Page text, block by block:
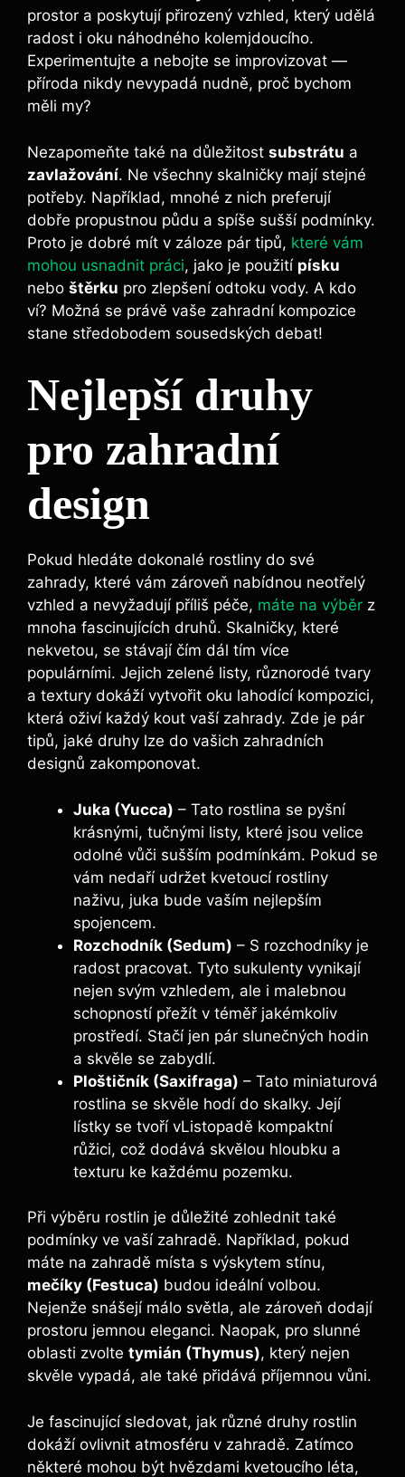
prostor a poskytují⁢ přirozený vzhled, ​který udělá
radost i oku náhodného kolemjdoucího.
Experimentujte‌ a nebojte se⁤ improvizovat‍ —
příroda ⁢nikdy nevypadá nudně, proč bychom
měli‍ my?
Nezapomeňte také na důležitost⁤ substrátu a
zavlažování. Ne všechny ⁤skalničky mají stejné
potřeby. Například,⁣ mnohé z nich⁢ preferují
dobře propustnou půdu a spíše sušší podmínky.
Proto je dobré mít v záloze pár tipů, které vám
mohou usnadnit práci, jako ⁣je použití písku
nebo štěrku pro zlepšení odtoku vody.‌ A kdo
ví? Možná se právě vaše zahradní kompozice
stane středobodem sousedských debat!
Nejlepší druhy
pro⁣ zahradní
design
Pokud hledáte dokonalé rostliny do své
zahrady, které vám zároveň nabídnou neotřelý
vzhled ⁢a nevyžadují příliš péče, máte na výběr z
mnoha fascinujících druhů.⁣ Skalničky, které
nekvetou, se stávají čím dál tím více
populárními. Jejich zelené listy, různorodé⁣ tvary
a textury dokáží vytvořit oku lahodící kompozici,
která oživí každý kout vaší zahrady. Zde je pár
tipů, jaké‌ druhy lze do vašich zahradních
designů zakomponovat.
Juka (Yucca) – Tato rostlina se pyšní
⁣krásnými, tučnými listy, které‍ jsou velice
odolné vůči sušším podmínkám. Pokud se
vám⁣ nedaří udržet⁣ kvetoucí rostliny
naživu, juka bude vaším‍ nejlepším
spojencem.
Rozchodník (Sedum) – S rozchodníky je
radost pracovat. Tyto sukulenty vynikají⁤
nejen svým vzhledem, ale⁣ i malebnou
schopností přežít v téměř jakémkoliv
prostředí. Stačí jen pár slunečných hodin ​
a ‍skvěle se ⁤zabydlí.
Ploštičník (Saxifraga) – ‍Tato miniaturová
rostlina se skvěle hodí do skalky. ⁣Její⁣
lístky se tvoří vListopadě kompaktní
růžici, což dodává skvělou hloubku a⁤
texturu ke každému pozemku.
Při výběru​ rostlin je důležité zohlednit také
podmínky ‌ve⁣ vaší zahradě. Například, pokud
máte⁤ na‌ zahradě místa s výskytem stínu,
mečíky (Festuca) budou ideální volbou.
Nejenže snášejí málo světla, ale zároveň ⁣dodají
prostoru jemnou ⁣eleganci. Naopak, pro slunné
oblasti zvolte tymián (Thymus), který nejen
skvěle ⁣vypadá, ale také přidává příjemnou vůni.
Je fascinující sledovat, jak různé​ druhy rostlin
dokáží ovlivnit atmosféru v zahradě. Zatímco
některé mohou být hvězdami kvetoucího léta,